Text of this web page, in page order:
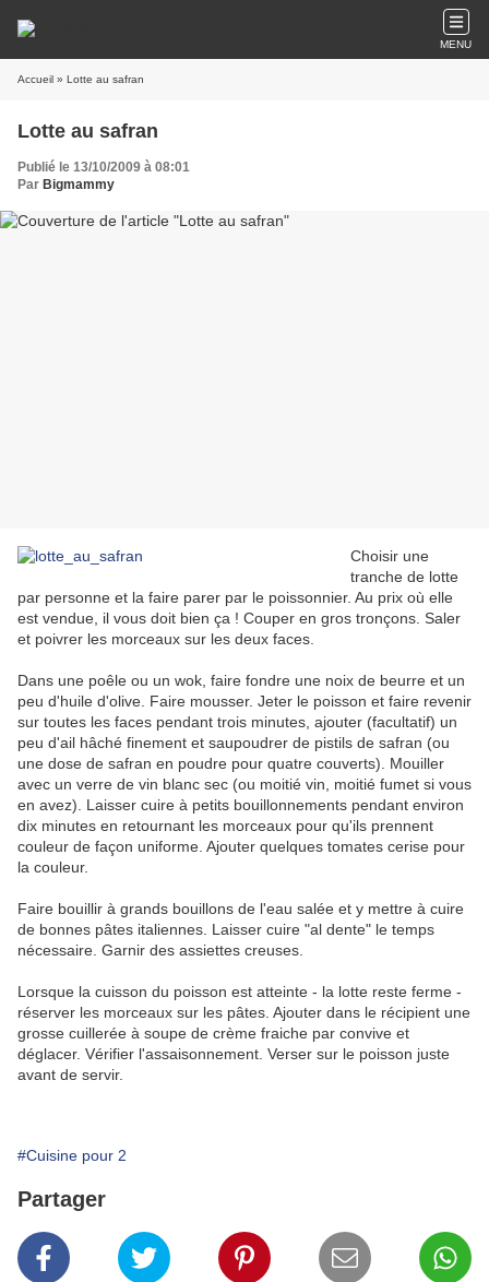
MENU
Accueil » Lotte au safran
Lotte au safran
Publié le 13/10/2009 à 08:01
Par Bigmammy
Choisir une
tranche de lotte
par personne et la faire parer par le poissonnier. Au prix où elle
est vendue, il vous doit bien ça ! Couper en gros tronçons. Saler
et poivrer les morceaux sur les deux faces.
Dans une poêle ou un wok, faire fondre une noix de beurre et un
peu d'huile d'olive. Faire mousser. Jeter le poisson et faire revenir
sur toutes les faces pendant trois minutes, ajouter (facultatif) un
peu d'ail hâché finement et saupoudrer de pistils de safran (ou
une dose de safran en poudre pour quatre couverts). Mouiller
avec un verre de vin blanc sec (ou moitié vin, moitié fumet si vous
en avez). Laisser cuire à petits bouillonnements pendant environ
dix minutes en retournant les morceaux pour qu'ils prennent
couleur de façon uniforme. Ajouter quelques tomates cerise pour
la couleur.
Faire bouillir à grands bouillons de l'eau salée et y mettre à cuire
de bonnes pâtes italiennes. Laisser cuire "al dente" le temps
nécessaire. Garnir des assiettes creuses.
Lorsque la cuisson du poisson est atteinte - la lotte reste ferme -
réserver les morceaux sur les pâtes. Ajouter dans le récipient une
grosse cuillerée à soupe de crème fraiche par convive et
déglacer. Vérifier l'assaisonnement. Verser sur le poisson juste
avant de servir.
#Cuisine pour 2
Partager